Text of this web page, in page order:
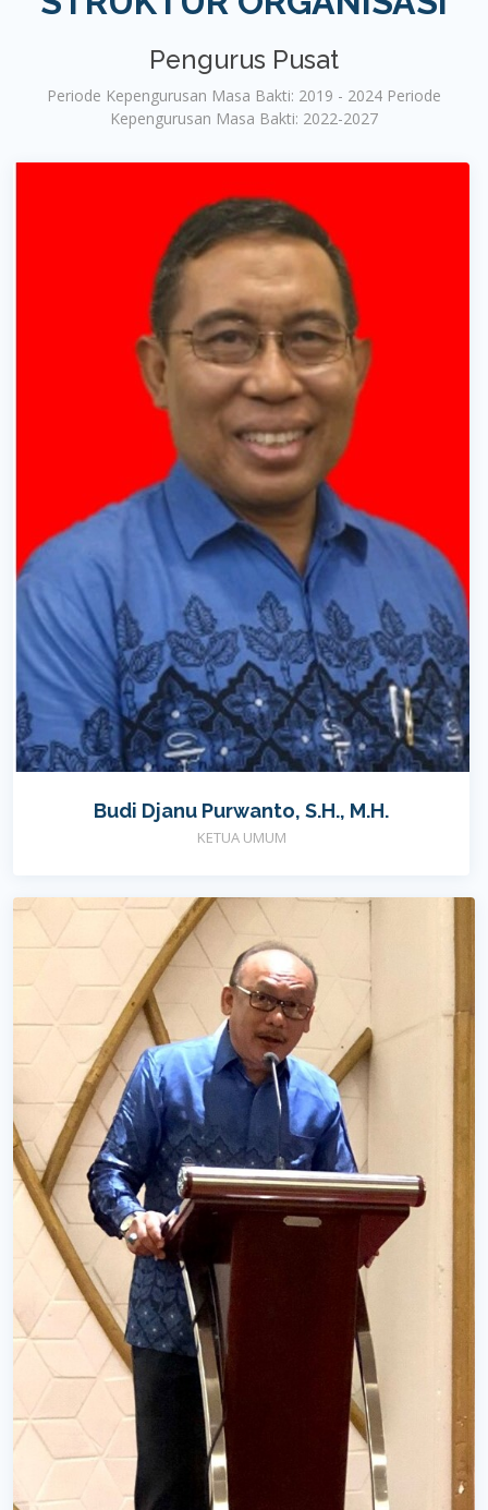
Pengurus Pusat
Periode Kepengurusan Masa Bakti: 2019 - 2024 Periode
Kepengurusan Masa Bakti: 2022-2027
Budi Djanu Purwanto, S.H., M.H.
KETUA UMUM